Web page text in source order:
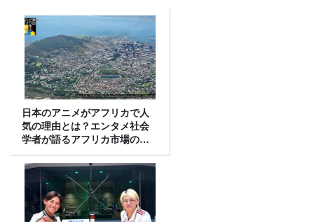
日本のアニメがアフリカで人
気の理由とは？エンタメ社会
学者が語るアフリカ市場のリ
アル